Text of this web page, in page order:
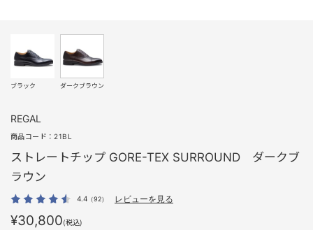
ブラック ダークブラウン
REGAL
商品コード：21BL
ストレートチップ GORE-TEX SURROUND ダークブ
ラウン
4.4 （92） レビューを見る
¥30,800(税込)